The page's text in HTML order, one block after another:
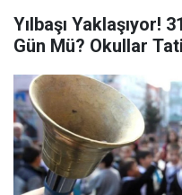
Yılbaşı Yaklaşıyor!
Gün Mü? Okullar